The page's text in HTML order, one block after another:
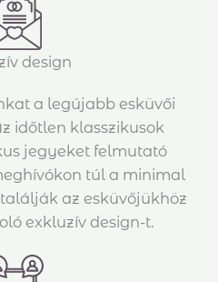
design
a legújabb esküvői
időtlen klasszikusok
jegyeket felmutató
túl a minimal
az esküvőjükhöz
exkluzív design-t.